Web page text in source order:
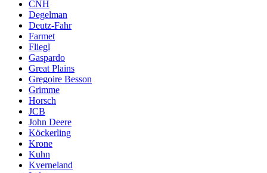
CNH
Degelman
Deutz-Fahr
Farmet
Fliegl
Gaspardo
Great Plains
Gregoire Besson
Grimme
Horsch
JCB
John Deere
Köckerling
Krone
Kuhn
Kverneland